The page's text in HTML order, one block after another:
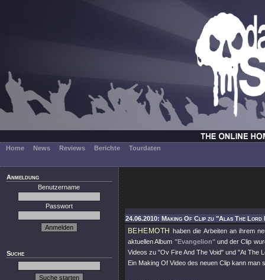
Home News Reviews Berichte Tourdaten
Anmeldung
Benutzername
Passwort
Suche
24.06.2010: Making Of Clip zu "Alas The Lord
BEHEMOTH haben die Arbeiten an ihrem
aktuellen Album "Evangelion"und der Clip
Videos zu "Ov Fire And The Void" und "At The
Ein Making Of Video des neuen Clip kann man